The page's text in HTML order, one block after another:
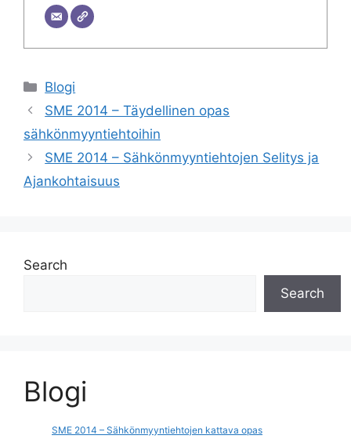
Categories
Blogi
SME 2014 – Täydellinen opas
sähkönmyyntiehtoihin
SME 2014 – Sähkönmyyntiehtojen Selitys ja
Ajankohtaisuus
Search
Search
Blogi
SME 2014 – Sähkönmyyntiehtojen kattava opas